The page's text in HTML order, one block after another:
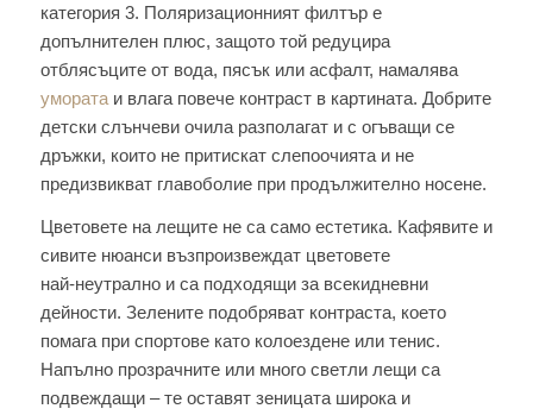
категория 3. Поляризационният филтър е
допълнителен плюс, защото той редуцира
отблясъците от вода, пясък или асфалт, намалява
уморатаи влага повече контраст в картината. Добрите
детски слънчеви очила разполагат и с огъващи се
дръжки, които не притискат слепоочията и не
предизвикват главоболие при продължително носене.
Цветовете на лещите не са само естетика. Кафявите и
сивите нюанси възпроизвеждат цветовете
най‑неутрално и са подходящи за всекидневни
дейности. Зелените подобряват контраста, което
помага при спортове като колоездене или тенис.
Напълно прозрачните или много светли лещи са
подвеждащи – те оставят зеницата широка и